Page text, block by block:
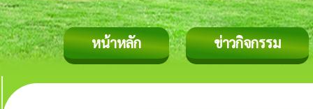
หน้าหลัก ข่าวกิจกรรม